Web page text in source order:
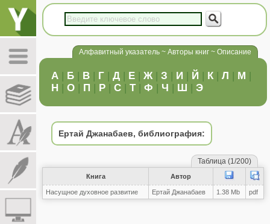
Алфавитный указатель ~ Авторы книг ~ Описание
А | Б | В | Г | Д | Е | Ж| З | И | Й | К | Л | М |
Н | О | П | Р | С | Т| Ф | Ч | Ш | Э
Ертай Джанабаев, библиография:
Таблица (1/200)
Книга Автор
Насущное духовное развитие Ертай Джанабаев 1.38 Mb pdf